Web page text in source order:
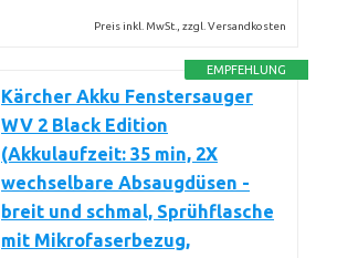
Preis inkl. MwSt., zzgl. Versandkosten
EMPFEHLUNG
Kärcher Akku Fenstersauger
WV 2 Black Edition
(Akkulaufzeit: 35 min, 2X
wechselbare Absaugdüsen -
breit und schmal, Sprühflasche
mit Mikrofaserbezug,